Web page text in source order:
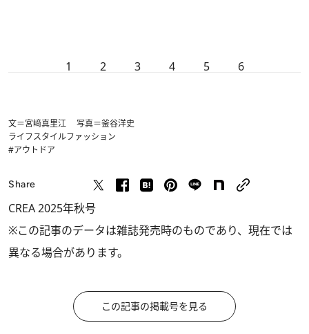
1 2 3 4 5 6
文＝宮﨑真里江 写真＝釜谷洋史
ライフスタイルファッション
#アウトドア
Share
CREA 2025年秋号
※この記事のデータは雑誌発売時のものであり、現在では
異なる場合があります。
この記事の掲載号を見る